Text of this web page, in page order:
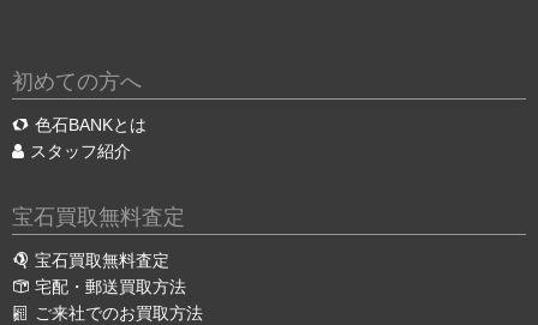
初めての方へ
色石BANKとは
スタッフ紹介
宝石買取無料査定
宝石買取無料査定
宅配・郵送買取方法
ご来社でのお買取方法